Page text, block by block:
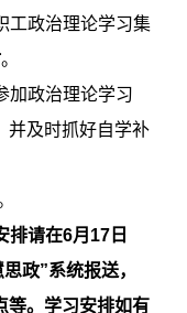
工政治理论学习集
。
加政治理论学习
并及时抓好自学补
排请在6月17日
政”系统报送，
等。学习安排如有